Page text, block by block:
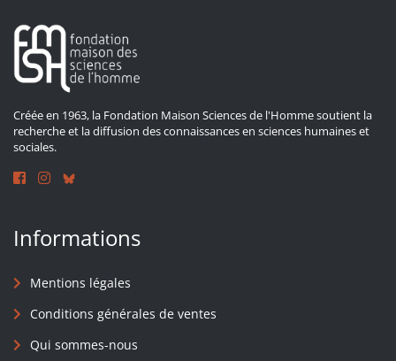
Créée en 1963, la Fondation Maison Sciences de l'Homme soutient la
recherche et la diffusion des connaissances en sciences humaines et
sociales.
Informations
Mentions légales
Conditions générales de ventes
Qui sommes-nous